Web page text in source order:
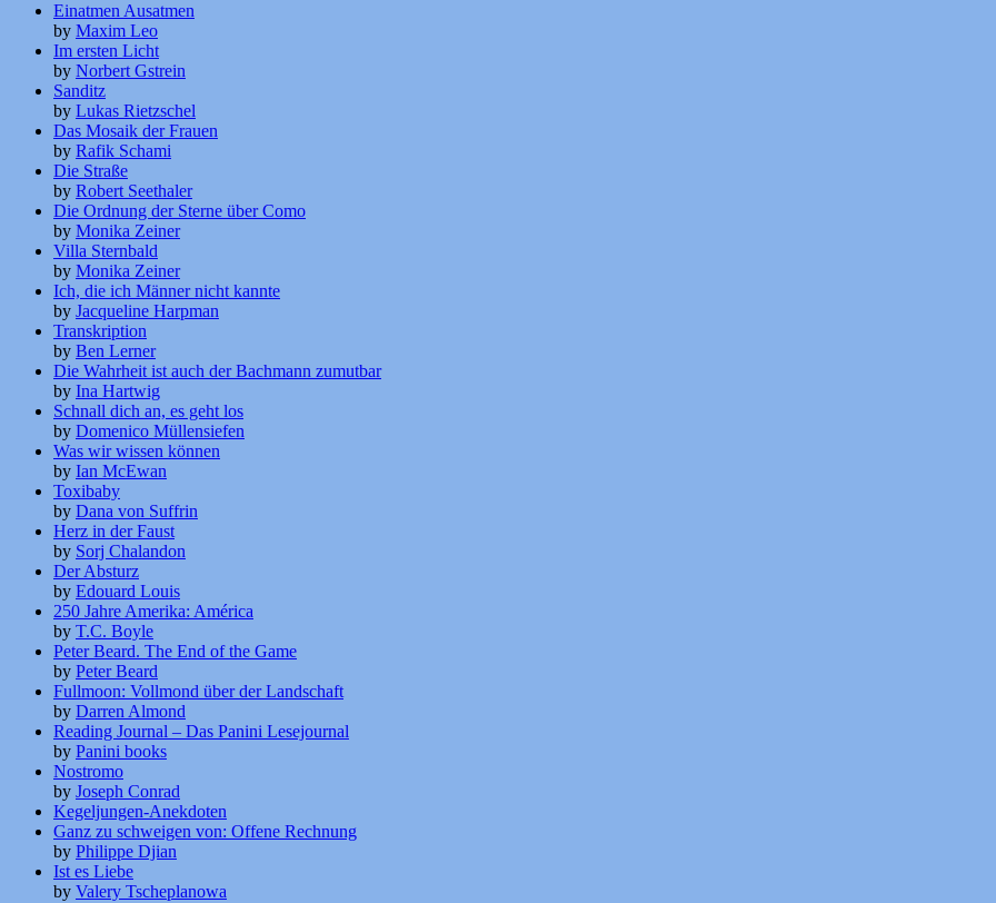
Einatmen Ausatmen
by Maxim Leo
Im ersten Licht
by Norbert Gstrein
Sanditz
by Lukas Rietzschel
Das Mosaik der Frauen
by Rafik Schami
Die Straße
by Robert Seethaler
Die Ordnung der Sterne über Como
by Monika Zeiner
Villa Sternbald
by Monika Zeiner
Ich, die ich Männer nicht kannte
by Jacqueline Harpman
Transkription
by Ben Lerner
Die Wahrheit ist auch der Bachmann zumutbar
by Ina Hartwig
Schnall dich an, es geht los
by Domenico Müllensiefen
Was wir wissen können
by Ian McEwan
Toxibaby
by Dana von Suffrin
Herz in der Faust
by Sorj Chalandon
Der Absturz
by Edouard Louis
250 Jahre Amerika: América
by T.C. Boyle
Peter Beard. The End of the Game
by Peter Beard
Fullmoon: Vollmond über der Landschaft
by Darren Almond
Reading Journal – Das Panini Lesejournal
by Panini books
Nostromo
by Joseph Conrad
Kegeljungen-Anekdoten
Ganz zu schweigen von: Offene Rechnung
by Philippe Djian
Ist es Liebe
by Valery Tscheplanowa